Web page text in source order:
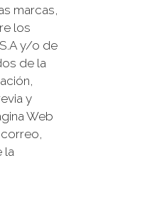
marcas,
los
y/o de
de la
y
Web
la